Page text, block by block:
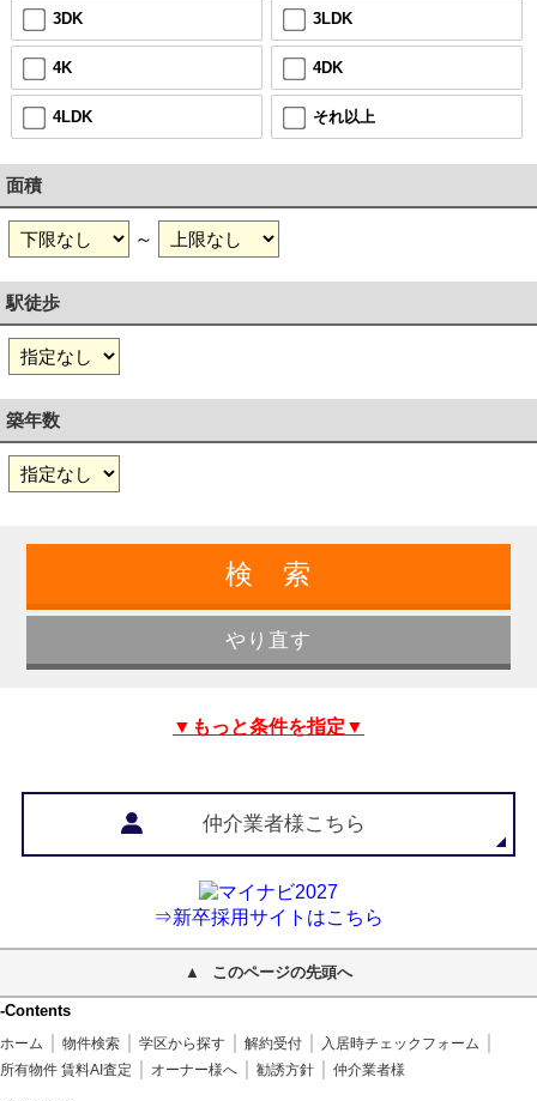
3DK 3LDK
4K 4DK
4LDK それ以上
面積
～
駅徒歩
築年数
▼もっと条件を指定▼
仲介業者様こちら
⇒新卒採用サイトはこちら
このページの先頭へ
-Contents
ホーム 物件検索 学区から探す 解約受付
入居時チェックフォーム
所有物件 賃料AI査定
オーナー様へ 勧誘方針 仲介業者様